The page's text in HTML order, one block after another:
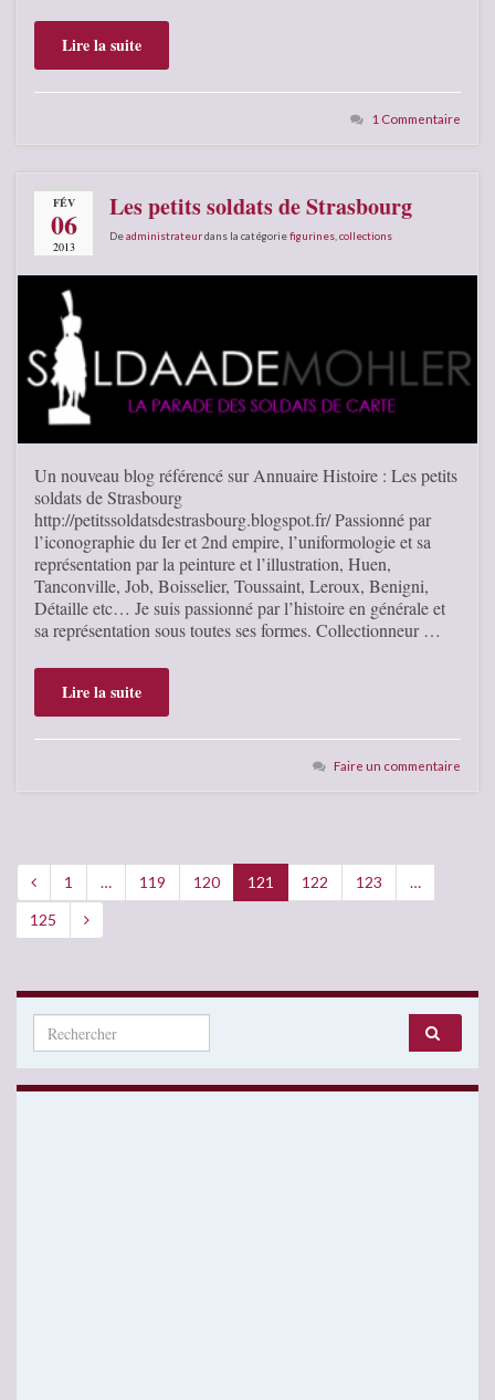
Lire la suite
1 Commentaire
FÉV
06
2013
Les petits soldats de Strasbourg
Deadministrateurdans la catégoriefigurines, collections
Un nouveau blog référencé sur Annuaire Histoire : Les petits
soldats de Strasbourg
http://petitssoldatsdestrasbourg.blogspot.fr/ Passionné par
l’iconographie du Ier et 2nd empire, l’uniformologie et sa
représentation par la peinture et l’illustration, Huen,
Tanconville, Job, Boisselier, Toussaint, Leroux, Benigni,
Détaille etc… Je suis passionné par l’histoire en générale et
sa représentation sous toutes ses formes. Collectionneur …
Lire la suite
Faire un commentaire
1 … 119 120 121 122 123
…
125
Search for: